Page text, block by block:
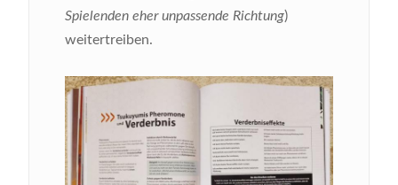
Spielenden eher unpassende Richtung)
weitertreiben.
Bild